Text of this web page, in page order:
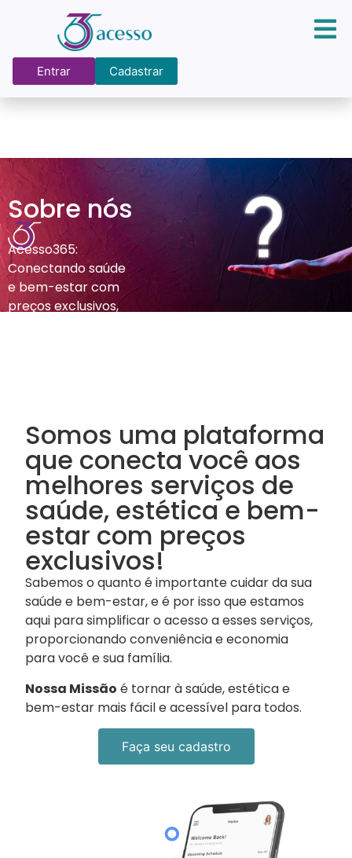
Entrar Cadastrar
Sobre nós
Acesso365:
Conectando saúde
e bem-estar com
preços exclusivos,
Somos uma plataforma
que conecta você aos
melhores serviços de
saúde, estética e bem-
estar com preços
exclusivos!
Sabemos o quanto é importante cuidar da sua
saúde e bem-estar, e é por isso que estamos
aqui para simplificar o acesso a esses serviços,
proporcionando conveniência e economia
para você e sua família.
Nossa Missão é tornar à saúde, estética e
bem-estar mais fácil e acessível para todos.
Faça seu cadastro